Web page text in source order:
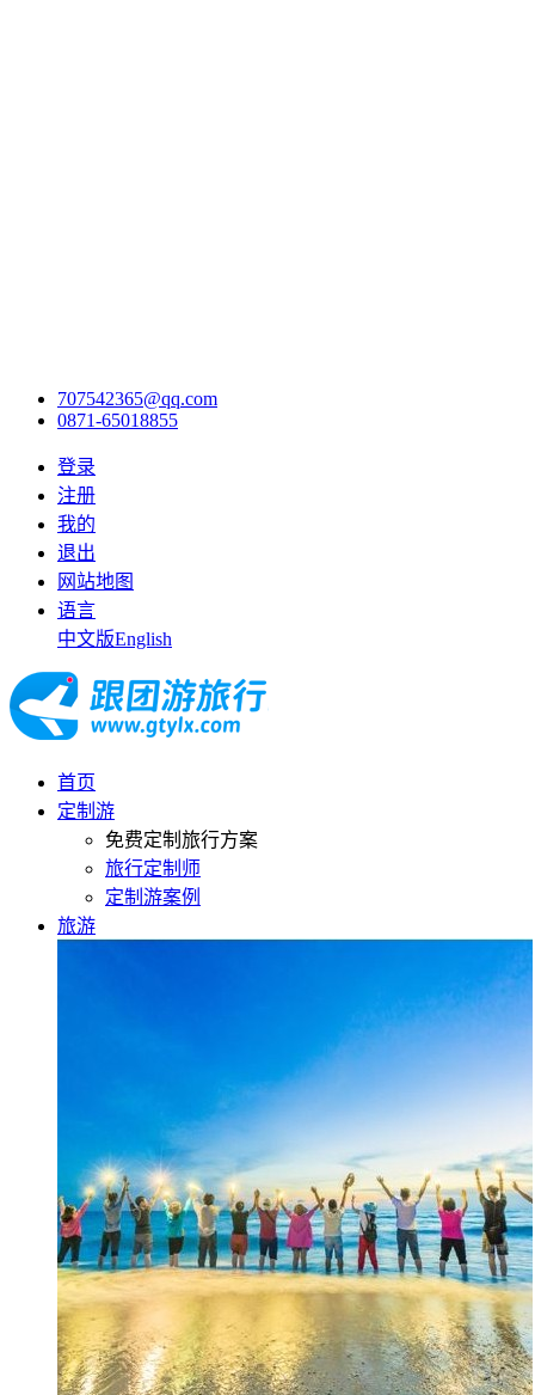
707542365@qq.com
0871-65018855
登录
注册
我的
退出
网站地图
语言
中文版English
首页
定制游
免费定制旅行方案
旅行定制师
定制游案例
旅游